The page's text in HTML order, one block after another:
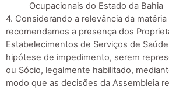
Ocupacionais do Estado da Bahia
4. Considerando a relevância da
recomendamos a presença dos
Estabelecimentos de Serviços de
hipótese de impedimento, serem
ou Sócio, legalmente habilitado,
modo que as decisões da Assembleia